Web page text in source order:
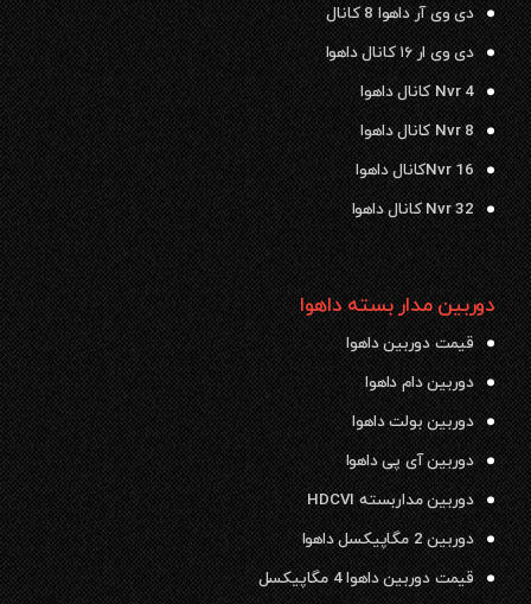
دی وی آر داهوا 8 کانال
دی وی ار ۱۶ کانال داهوا
Nvr 4 کانال داهوا
Nvr 8 کانال داهوا
Nvr 16کانال داهوا
Nvr 32 کانال داهوا
دوربین مدار بسته داهوا
قیمت دوربین داهوا
دوربین دام داهوا
دوربین بولت داهوا
دوربین آی پی داهوا
دوربین مداربسته HDCVI
دوربین 2 مگاپیکسل داهوا
قیمت دوربین داهوا 4 مگاپیکسل